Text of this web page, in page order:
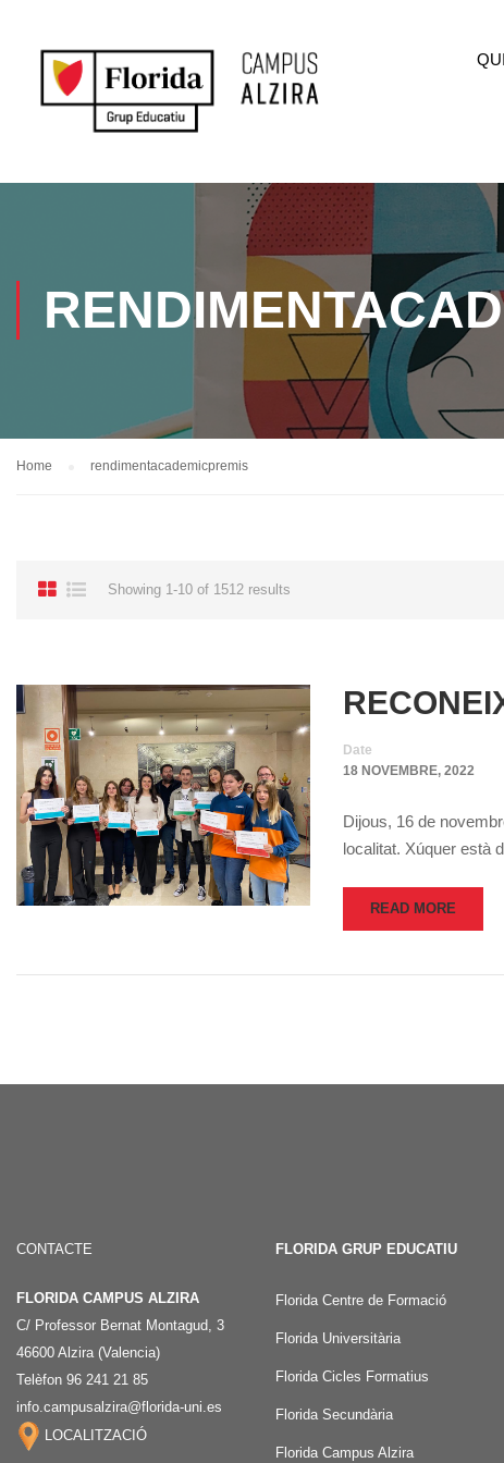
Home rendimentacademicpremis
Showing 1-10 of 1512 results
Date
18 NOVEMBRE, 2022
Dijous, 16 de
localitat. Xúquer està
READ MORE
CONTACTE
FLORIDA CAMPUS ALZIRA
C/ Professor Bernat Montagud, 3
46600 Alzira (Valencia)
Telèfon 96 241 21 85
info.campusalzira@florida-uni.es
LOCALITZACIÓ
FLORIDA GRUP EDUCATIU
Florida Centre de Formació
Florida Universitària
Florida Cicles Formatius
Florida Secundària
Florida Campus Alzira